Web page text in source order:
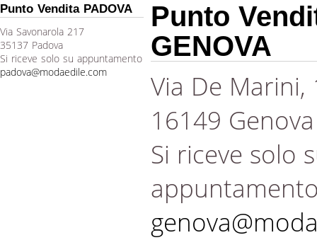
Punto Vendita PADOVA
Via Savonarola 217
35137 Padova
Si riceve solo su appuntamento
padova@modaedile.com
Punto
GENOVA
Via De Marini,
16149 Genova
Si riceve solo